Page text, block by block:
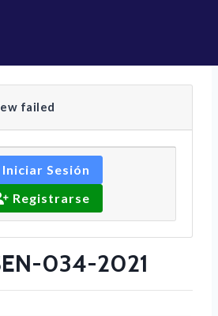
failed
Iniciar Sesión
Registrarse
034-2021